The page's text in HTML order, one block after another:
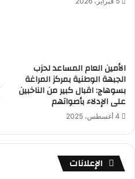
الأمين العام المساعد لحزب
الجبهة الوطنية بمركز المراغة
بسوهاج: اقبال كبير من الناخبين
على الإدلاء بأصواتهم
4 أغسطس، 2025
الإعلانات